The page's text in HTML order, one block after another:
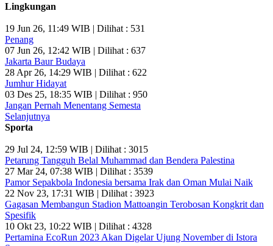
Lingkungan
19 Jun 26, 11:49 WIB | Dilihat : 531
Penang
07 Jun 26, 12:42 WIB | Dilihat : 637
Jakarta Baur Budaya
28 Apr 26, 14:29 WIB | Dilihat : 622
Jumhur Hidayat
03 Des 25, 18:35 WIB | Dilihat : 950
Jangan Pernah Menentang Semesta
Selanjutnya
Sporta
29 Jul 24, 12:59 WIB | Dilihat : 3015
Petarung Tangguh Belal Muhammad dan Bendera Palestina
27 Mar 24, 07:38 WIB | Dilihat : 3539
Pamor Sepakbola Indonesia bersama Irak dan Oman Mulai Naik
22 Nov 23, 17:31 WIB | Dilihat : 3923
Gagasan Membangun Stadion Mattoangin Terobosan Kongkrit dan
Spesifik
10 Okt 23, 10:22 WIB | Dilihat : 4328
Pertamina EcoRun 2023 Akan Digelar Ujung November di Istora